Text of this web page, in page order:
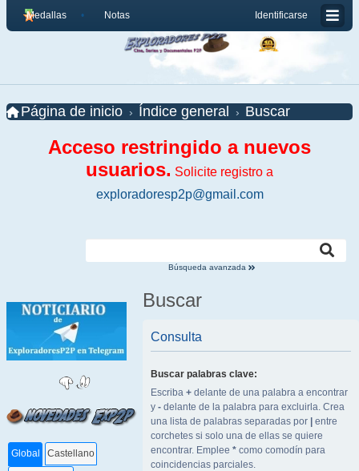
Identificarse
Medallas Notas
Página de inicio Índice general Buscar
Acceso restringido a nuevos
usuarios. Solicite registro a
exploradoresp2p@gmail.com
Búsqueda avanzada
Global Castellano
Buscar
Consulta
Buscar palabras clave:
Escriba + delante de una palabra a encontrar
y - delante de la palabra para excluirla. Crea
una lista de palabras separadas por
entre
corchetes si solo una de ellas se quiere
encontrar. Emplee * como comodín para
coincidencias parciales.